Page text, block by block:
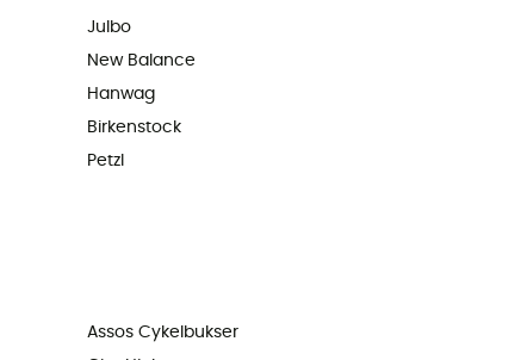
Julbo
New Balance
Hanwag
Birkenstock
Petzl
Assos Cykelbukser